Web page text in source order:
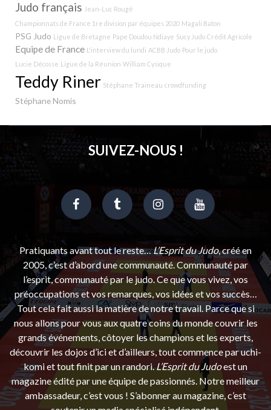
Judo français Jean-Luc Rougé
Championnats de France 1re division par équipes 2020 Magali Baton
PSG Judo Ligue de Bretagne Pape Doudou Ndiaye Sucy Judo Crédit Agricole
Equipe de France L'interview du lundi ACBB Judo Pour le judo
Lucie Décosse Ligue de la Réunion William Cysique
Teddy Riner Stéphane Traineau crowdfunding
Stéphane Nomis
SUIVEZ-NOUS !
Pratiquants avant tout le reste…L’Esprit du Judo, créé en
2005, c’est d’abord une communauté. Communauté par
l’esprit, communauté par le judo. Ce que vous vivez, vos
préoccupations et vos remarques, vos idées et vos succès…
Tout cela fait aussi la matière de notre travail. Parce que si
nous allons pour vous aux quatre coins du monde couvrir les
grands événements, côtoyer les champions et les experts,
découvrir les dojos d’ici et d’ailleurs, tout commence par uchi-
komi et tout finit par un randori.L’Esprit du Judoest un
magazine édité par une équipe de passionnés. Notre meilleur
ambassadeur, c’est vous ! S’abonner au magazine, c’est